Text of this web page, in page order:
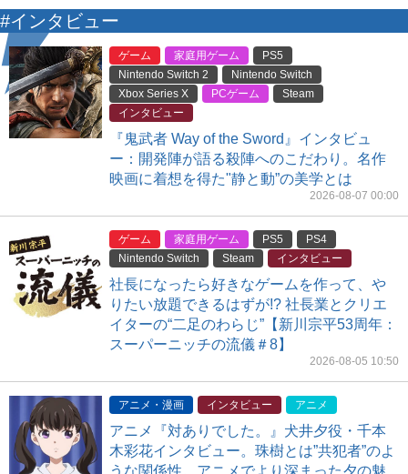
#インタビュー
ゲーム 家庭用ゲーム
PS5
Nintendo Switch 2
Nintendo Switch
Xbox Series X
PCゲーム
Steam
インタビュー
『鬼武者 Way of the Sword』インタビュ
ー：開発陣が語る殺陣へのこだわり。名作
映画に着想を得た"静と動”の美学とは
2026-08-07 00:00
ゲーム 家庭用ゲーム PS5
PS4
Nintendo Switch
Steam インタビュー
社長になったら好きなゲームを作って、や
りたい放題できるはずが!? 社長業とクリエ
イターの“二足のわらじ”【新川宗平53周年：
スーパーニッチの流儀＃8】
2026-08-05 10:50
アニメ・漫画 インタビュー アニメ
アニメ『対ありでした。』犬井夕役・千本
木彩花インタビュー。珠樹とは”共犯者”のよ
うな関係性。アニメでより深まった夕の魅